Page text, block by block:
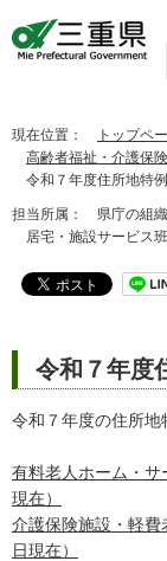
現在位置： トップペ
高齢者福祉・介護保険
令和７年度住所地特
担当所属： 県庁の組
居宅・施設サービス
令和７年度
令和７年度の住所地
有料老人ホーム・サ
現在）
介護保険施設・軽費
日現在）